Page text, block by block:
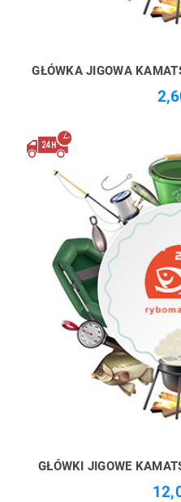
GŁÓWKA JIGOWA
GŁÓWKI JIGOWE